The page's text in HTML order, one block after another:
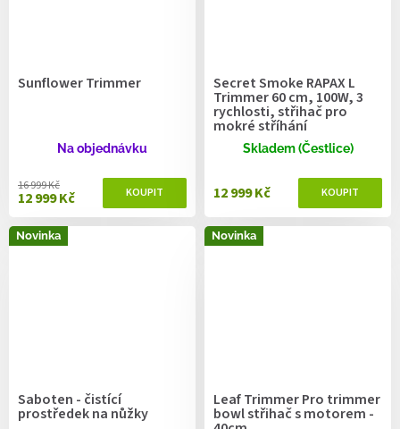
Sunflower Trimmer
Na objednávku
12 999 Kč
16 999 Kč
Secret Smoke RAPAX L
Trimmer 60 cm, 100W, 3
rychlosti, střihač pro
mokré stříhání
Skladem (Čestlice)
12 999 Kč
Novinka
Saboten - čistící
prostředek na nůžky
Novinka
Leaf Trimmer Pro trimmer
bowl střihač s motorem -